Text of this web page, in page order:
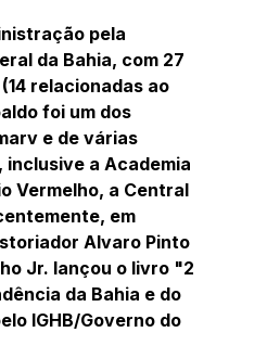
pela
da Bahia, com 27
relacionadas ao
foi um dos
e de várias
a Academia
Vermelho, a Central
em
Alvaro Pinto
Jr. lançou o livro "2
da Bahia e do
IGHB/Governo do